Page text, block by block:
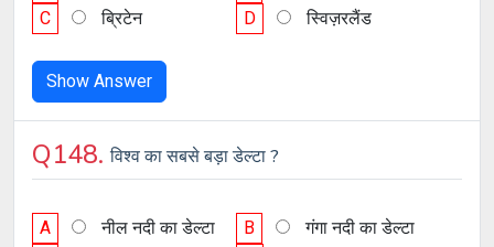
C
ब्रिटेन D स्विज़रलैंड
Show Answer
Q148.विश्व का सबसे बड़ा डेल्टा ?
A नील नदी का डेल्टा B
गंगा नदी का डेल्टा